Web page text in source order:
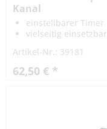
Kanal
einstellbarer Timer
vielseitig einsetzbar
Artikel-Nr.: 39181
62,50 € *